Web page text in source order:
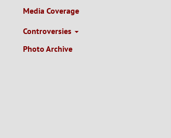
Media Coverage
Controversies
Photo Archive